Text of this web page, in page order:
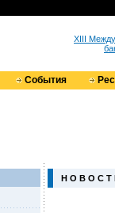
XIII
События
Н О В О С Т